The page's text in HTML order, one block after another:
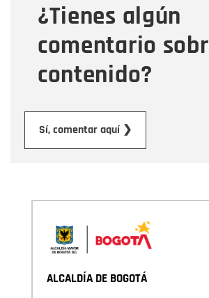
¿Tienes algún
comentario
contenido?
Sí, comentar aquí ❯
Mensaje
ALCALDÍA DE BOGOTÁ